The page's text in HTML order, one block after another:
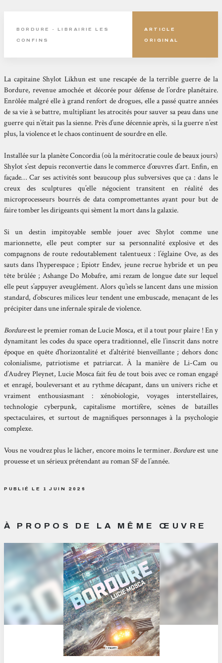
BORDURE - LIBRAIRIE LES
CONFINS
ARTICLE
ORIGINAL
La capitaine Shylot Likhun est une rescapée de la terrible guerre de la
Bordure, revenue amochée et décorée pour défense de l’ordre planétaire.
Enrôlée malgré elle à grand renfort de drogues, elle a passé quatre années
de sa vie à se battre, multipliant les atrocités pour sauver sa peau dans une
guerre qui n’était pas la sienne. Près d’une décennie après, si la guerre n’est
plus, la violence et le chaos continuent de sourdre en elle.
Installée sur la planète Concordia (où la méritocratie coule de beaux jours)
Shylot s’est depuis reconvertie dans le commerce d’œuvres d’art. Enfin, en
façade… Car ses activités sont beaucoup plus subversives que ça : dans le
creux des sculptures qu’elle négocient transitent en réalité des
microprocesseurs bourrés de data compromettantes ayant pour but de
faire tomber les dirigeants qui sèment la mort dans la galaxie.
Si un destin impitoyable semble jouer avec Shylot comme une
marionnette, elle peut compter sur sa personnalité explosive et des
compagnons de route redoutablement talentueux : l’églaine Ove, as des
sauts dans l’hyperespace ; Epiotr Endev, jeune recrue hybride et un peu
tête brûlée ; Ashange Do Mobafre, ami rezam de longue date sur lequel
elle peut s’appuyer aveuglément. Alors qu’iels se lancent dans une mission
standard, d’obscures milices leur tendent une embuscade, menaçant de les
précipiter dans une infernale spirale de violence.
Bordureest le premier roman de Lucie Mosca, et il a tout pour plaire ! En y
dynamitant les codes du space opera traditionnel, elle l’inscrit dans notre
époque en quête d’horizontalité et d’altérité bienveillante ; dehors donc
colonialisme, patriotisme et patriarcat. À la manière de Li-Cam ou
d’Audrey Pleynet, Lucie Mosca fait feu de tout bois avec ce roman engagé
et enragé, bouleversant et au rythme décapant, dans un univers riche et
vraiment enthousiasmant : xénobiologie, voyages interstellaires,
technologie cyberpunk, capitalisme mortifère, scènes de batailles
spectaculaires, et surtout de magnifiques personnages à la psychologie
complexe.
Vous ne voudrez plus le lâcher, encore moins le terminer.Bordureest une
prouesse et un sérieux prétendant au roman SF de l’année.
PUBLIÉ LE 1 JUIN 2026
À PROPOS DE LA MÊME ŒUVRE